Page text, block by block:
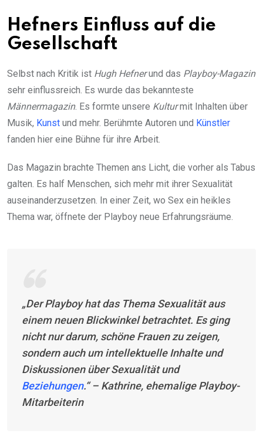
Hefners Einfluss auf die
Gesellschaft
Selbst nach Kritik ist Hugh Hefnerund das Playboy-Magazin
sehr einflussreich. Es wurde das bekannteste
Männermagazin. Es formte unsere Kulturmit Inhalten über
Musik, Kunst und mehr. Berühmte Autoren und Künstler
fanden hier eine Bühne für ihre Arbeit.
Das Magazin brachte Themen ans Licht, die vorher als Tabus
galten. Es half Menschen, sich mehr mit ihrer Sexualität
auseinanderzusetzen. In einer Zeit, wo Sex ein heikles
Thema war, öffnete der Playboy neue Erfahrungsräume.
„Der Playboy hat das Thema Sexualität aus
einem neuen Blickwinkel betrachtet. Es ging
nicht nur darum, schöne Frauen zu zeigen,
sondern auch um intellektuelle Inhalte und
Diskussionen über Sexualität und
Beziehungen.“ – Kathrine, ehemalige Playboy-
Mitarbeiterin